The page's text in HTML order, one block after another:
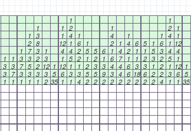
1
1
1
1 2 1 2 1
1 3 1 4 1 4 1 1 4 1
2 8 12 1 6 1 2 1 4 6 5 1 6 1 12
1
7 3 1 4 4 2 5 5 6 1 4 2 1 1 5 3 4 4
1 1 3 3 2 3 1 5 2 1 2 1 6 7 1 1 2 3 2 5 1
3 3 7 5 2 12 1 12 1 1 2 3 3 4 4 6 3 3 1 2 1 12 1
3 7 3 3 3 3 5 6 3 3 5 5 9 3 4 6 18 6 2 2 3 6 5
1 1 1 1 1 2 35 1 1 4 2 2 2 2 2 2 2 2 2 4 1 1 35